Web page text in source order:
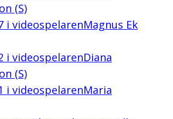
(S)
i videospelarenMagnus Ek
i videospelarenDiana
(S)
i videospelarenMaria